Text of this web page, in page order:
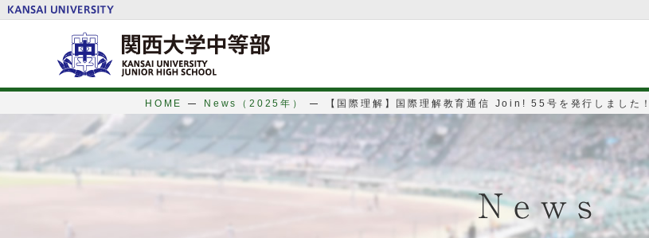
HOME News（2025年） 【国際理解】国際理解教育通信 Join! 55号を発行しました！